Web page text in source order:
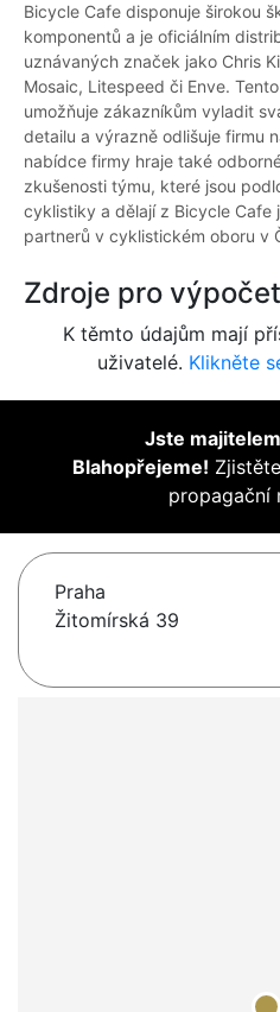
Bicycle Cafe disponuje širokou
komponentů a je oficiálním
uznávaných značek jako Chris
Mosaic, Litespeed či Enve.
umožňuje zákazníkům vyladit
detailu a výrazně odlišuje firmu
nabídce firmy hraje také
zkušenosti týmu, které jsou
cyklistiky a dělají z Bicycle Cafe
partnerů v cyklistickém oboru v
Zdroje pro
K těmto údajům mají
uživatelé. Klikněte
Jste
Blahopřejeme!
propagační
Praha
Žitomírská 39